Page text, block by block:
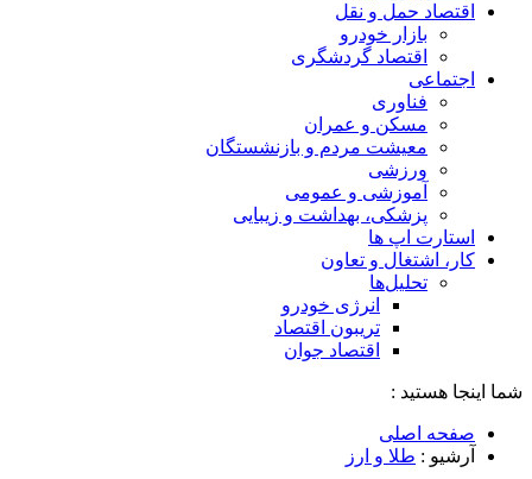
اقتصاد حمل و نقل
بازار خودرو
اقتصاد گردشگری
اجتماعی
فناوری
مسکن و عمران
معیشت مردم و بازنشستگان
ورزشی
آموزشی و عمومی
پزشکی، بهداشت و زیبایی
استارت اپ ها
کار، اشتغال و تعاون
تحلیل‌ها
انرژی خودرو
تریبون اقتصاد
اقتصاد جوان
شما اینجا هستید :
صفحه اصلی
آرشیو : طلا و ارز